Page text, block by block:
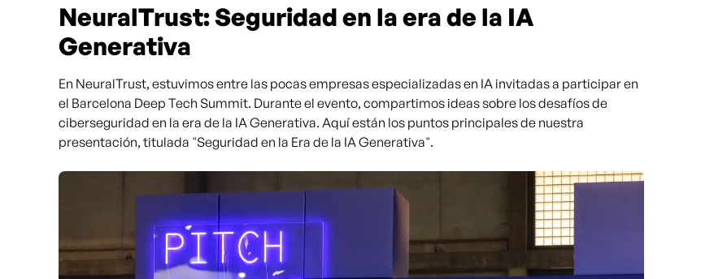
NeuralTrust: Seguridad en la era de la IA
Generativa
En NeuralTrust, estuvimos entre las pocas empresas especializadas en IA invitadas a participar en
el Barcelona Deep Tech Summit. Durante el evento, compartimos ideas sobre los desafíos de
ciberseguridad en la era de la IA Generativa. Aquí están los puntos principales de nuestra
presentación, titulada "Seguridad en la Era de la IA Generativa".